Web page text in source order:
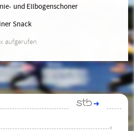
und Ellbogenschoner
Snack
aufgerufen
➜